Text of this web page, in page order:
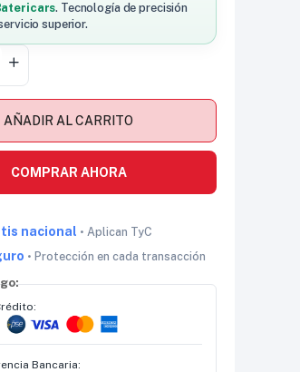
. Tecnología de precisión
superior.
AÑADIR AL CARRITO
COMPRAR AHORA
nacional • Aplican TyC
• Protección en cada transacción
Bancaria: